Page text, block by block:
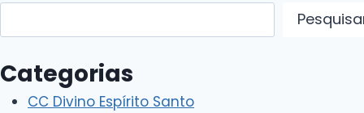
Categorias
CC Divino Espírito Santo